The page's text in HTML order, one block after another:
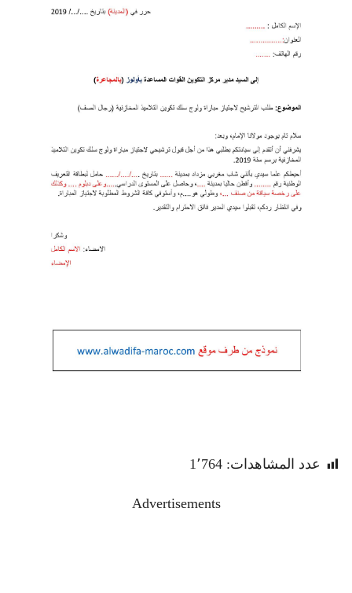
عدد المشاهدات: 1٬764
Advertisements